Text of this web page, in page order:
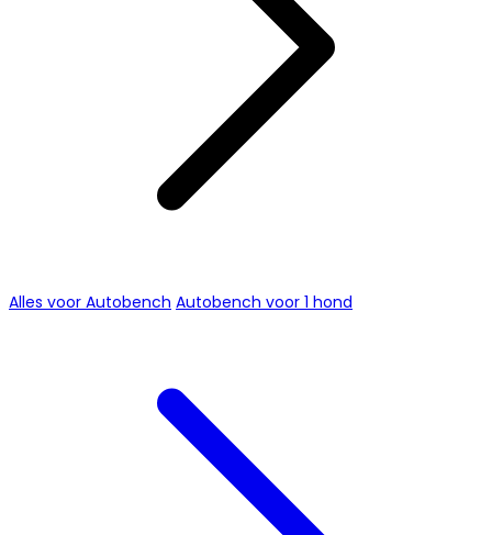
Alles voor Autobench Autobench voor 1 hond